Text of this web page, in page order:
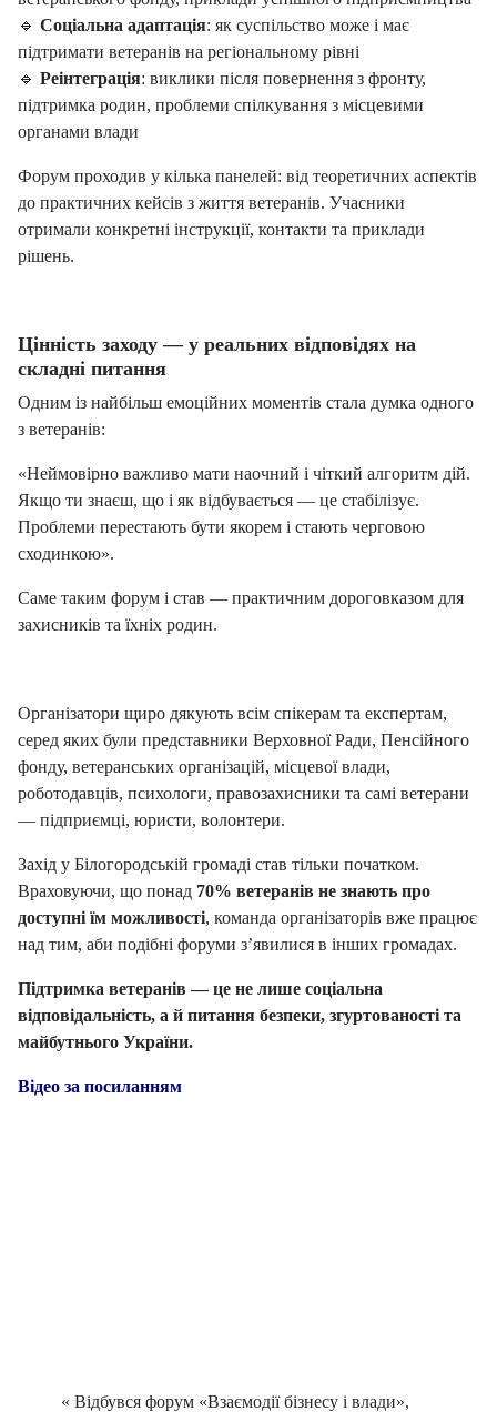
🔹 Соціальна адаптація: як суспільство може і має
підтримати ветеранів на регіональному рівні
🔹 Реінтеграція: виклики після повернення з фронту,
підтримка родин, проблеми спілкування з місцевими
органами влади
Форум проходив у кілька панелей: від теоретичних аспектів
до практичних кейсів з життя ветеранів. Учасники
отримали конкретні інструкції, контакти та приклади
рішень.
Цінність заходу — у реальних відповідях на
складні питання
Одним із найбільш емоційних моментів стала думка одного
з ветеранів:
«Неймовірно важливо мати наочний і чіткий алгоритм дій.
Якщо ти знаєш, що і як відбувається — це стабілізує.
Проблеми перестають бути якорем і стають черговою
сходинкою».
Саме таким форум і став — практичним дороговказом для
захисників та їхніх родин.
Організатори щиро дякують всім спікерам та експертам,
серед яких були представники Верховної Ради, Пенсійного
фонду, ветеранських організацій, місцевої влади,
роботодавців, психологи, правозахисники та самі ветерани
— підприємці, юристи, волонтери.
Захід у Білогородській громаді став тільки початком.
Враховуючи, що понад 70% ветеранів не знають про
доступні їм можливості, команда організаторів вже працює
над тим, аби подібні форуми з’явилися в інших громадах.
Підтримка ветеранів — це не лише соціальна
відповідальність, а й питання безпеки, згуртованості та
майбутнього України.
Відео за посиланням
« Відбувся форум «Взаємодії бізнесу і влади»,